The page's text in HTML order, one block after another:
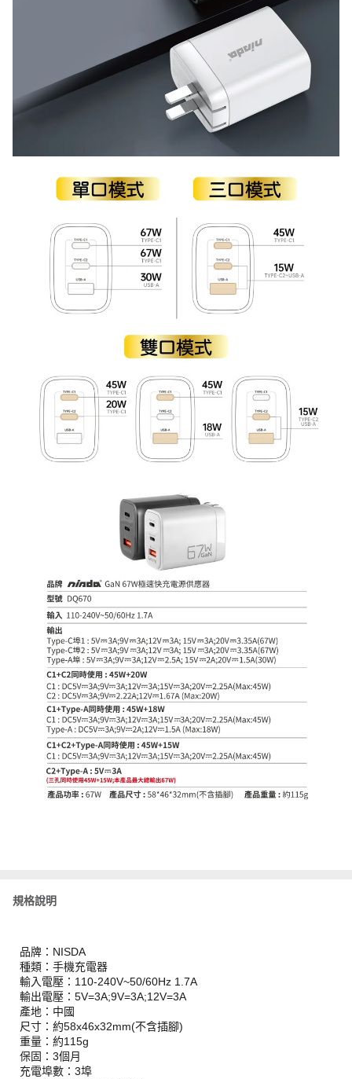
規格說明
品牌：NISDA
種類：手機充電器
輸入電壓：110-240V~50/60Hz 1.7A
輸出電壓：5V=3A;9V=3A;12V=3A
產地：中國
尺寸：約58x46x32mm(不含插腳)
重量：約115g
保固：3個月
充電埠數：3埠